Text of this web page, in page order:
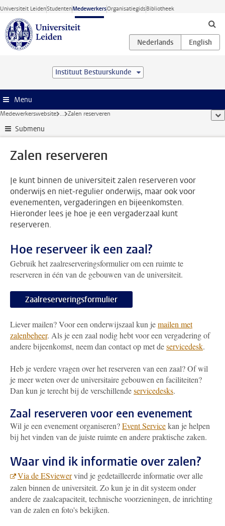
Ga direct naar de inhoud
Universiteit LeidenStudentenMedewerkersOrganisatiegidsBibliotheek
Instituut Bestuurskunde
Menu
Medewerkerswebsite ... Zalen reserveren
Submenu
Zalen reserveren
Je kunt binnen de universiteit zalen reserveren voor
onderwijs en niet-regulier onderwijs, maar ook voor
evenementen, vergaderingen en bijeenkomsten.
Hieronder lees je hoe je een vergaderzaal kunt
reserveren.
Hoe reserveer ik een zaal?
Gebruik het zaalreserveringsformulier om een ruimte te
reserveren in één van de gebouwen van de universiteit.
Zaalreserveringsformulier
Liever mailen? Voor een onderwijszaal kun jemailen met
zalenbeheer. Als je een zaal nodig hebt voor een vergadering of
andere bijeenkomst, neem dan contact op met deservicedesk.
Heb je verdere vragen over het reserveren van een zaal? Of wil
je meer weten over de universitaire gebouwen en faciliteiten?
Dan kun je terecht bij de verschillendeservicedesks.
Zaal reserveren voor een evenement
Wil je een evenement organiseren?Event Servicekan je helpen
bij het vinden van de juiste ruimte en andere praktische zaken.
Waar vind ik informatie over zalen?
Via de ESviewervind je gedetailleerde informatie over alle
zalen binnen de universiteit. Zo kun je in dit systeem onder
andere de zaalcapaciteit, technische voorzieningen, de inrichting
van de zalen en foto's bekijken.